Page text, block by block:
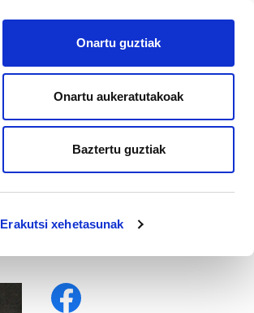
Erakutsi xehetasunak
Onartu guztiak
Onartu aukeratutakoak
Baztertu guztiak
AFILIATU